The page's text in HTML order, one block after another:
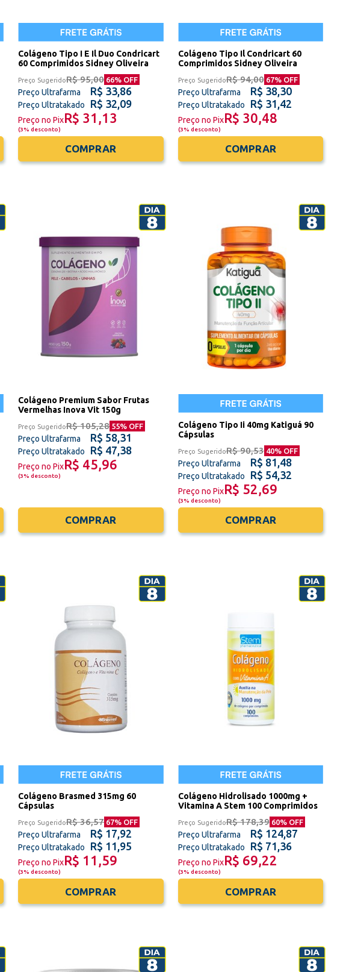
Colágeno Tipo I E Il Duo Condricart
60 Comprimidos Sidney Oliveira
Preço SugeridoR$ 95,00 66% OFF
Preço Ultrafarma R$ 33,86
Preço Ultratakado R$ 32,09
Preço no PixR$ 31,13
(3% desconto)
COMPRAR
Colágeno Tipo Il Condricart 60
Comprimidos Sidney Oliveira
Preço SugeridoR$ 94,00 67% OFF
Preço Ultrafarma R$ 38,30
Preço Ultratakado R$ 31,42
Preço no PixR$ 30,48
(3% desconto)
COMPRAR
Colágeno Premium Sabor Frutas
Vermelhas Inova Vit 150g
Preço SugeridoR$ 105,28 55% OFF
Preço Ultrafarma R$ 58,31
Preço Ultratakado R$ 47,38
Preço no PixR$ 45,96
(3% desconto)
COMPRAR
Colágeno Tipo Ii 40mg Katiguá 90
Cápsulas
Preço SugeridoR$ 90,53 40% OFF
Preço Ultrafarma R$ 81,48
Preço Ultratakado R$ 54,32
Preço no PixR$ 52,69
(3% desconto)
COMPRAR
Colágeno Brasmed 315mg 60
Cápsulas
Preço SugeridoR$ 36,57 67% OFF
Preço Ultrafarma R$ 17,92
Preço Ultratakado R$ 11,95
Preço no PixR$ 11,59
(3% desconto)
COMPRAR
Colágeno Hidrolisado 1000mg +
Vitamina A Stem 100 Comprimidos
Preço SugeridoR$ 178,39 60% OFF
Preço Ultrafarma R$ 124,87
Preço Ultratakado R$ 71,36
Preço no PixR$ 69,22
(3% desconto)
COMPRAR